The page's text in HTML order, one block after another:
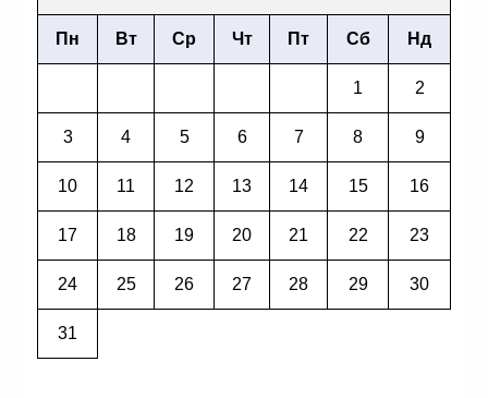
Пн Вт Ср Чт Пт Сб Нд
1 2
3 4 5 6 7 8 9
10 11 12 13 14 15 16
17 18 19 20 21 22 23
24 25 26 27 28 29 30
31